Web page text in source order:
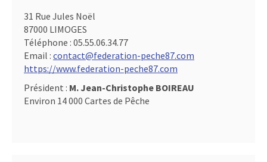
31 Rue Jules Noël
87000 LIMOGES
Téléphone : 05.55.06.34.77
Email : contact@federation-peche87.com
https://www.federation-peche87.com
Président : M. Jean-Christophe BOIREAU
Environ 14 000 Cartes de Pêche